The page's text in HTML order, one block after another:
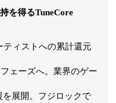
を得るTuneCore
ティストへの累計還元
フェーズへ。業界のゲー
展開。フジロックで